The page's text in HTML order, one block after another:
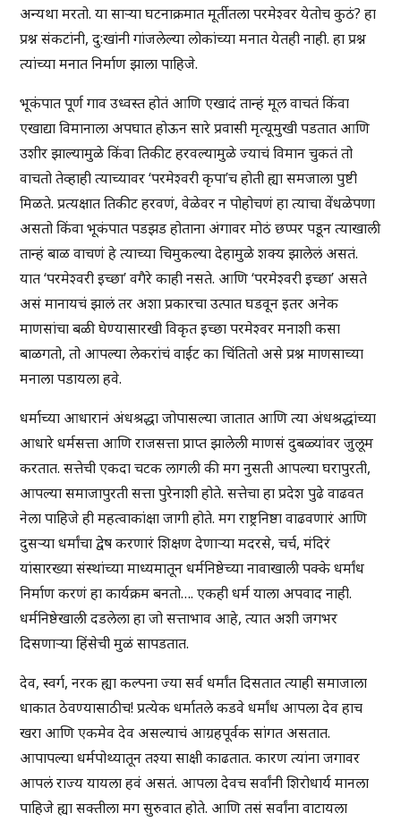
अन्यथा मरतो. या साऱ्या घटनाक्रमात मूर्तीतला परमेश्वर येतोच कुठं? हा
प्रश्न संकटांनी, दु:खांनी गांजलेल्या लोकांच्या मनात येतही नाही. हा प्रश्न
त्यांच्या मनात निर्माण झाला पाहिजे.
भूकंपात पूर्ण गाव उध्वस्त होतं आणि एखादं तान्हं मूल वाचतं किंवा
एखाद्या विमानाला अपघात होऊन सारे प्रवासी मृत्यूमुखी पडतात आणि
उशीर झाल्यामुळे किंवा तिकीट हरवल्यामुळे ज्याचं विमान चुकतं तो
वाचतो तेव्हाही त्याच्यावर ‘परमेश्वरी कृपा’च होती ह्या समजाला पुष्टी
मिळते. प्रत्यक्षात तिकीट हरवणं, वेळेवर न पोहोचणं हा त्याचा वेंधळेपणा
असतो किंवा भूकंपात पडझड होताना अंगावर मोठं छप्पर पडून त्याखाली
तान्हं बाळ वाचणं हे त्याच्या चिमुकल्या देहामुळे शक्य झालेलं असतं.
यात ‘परमेश्वरी इच्छा’ वगैरे काही नसते. आणि ‘परमेश्वरी इच्छा’ असते
असं मानायचं झालं तर अशा प्रकारचा उत्पात घडवून इतर अनेक
माणसांचा बळी घेण्यासारखी विकृत इच्छा परमेश्वर मनाशी कसा
बाळगतो, तो आपल्या लेकरांचं वाईट का चिंतितो असे प्रश्न माणसाच्या
मनाला पडायला हवे.
धर्माच्या आधारानं अंधश्रद्धा जोपासल्या जातात आणि त्या अंधश्रद्धांच्या
आधारे धर्मसत्ता आणि राजसत्ता प्राप्त झालेली माणसं दुबळ्यांवर जुलूम
करतात. सत्तेची एकदा चटक लागली की मग नुसती आपल्या घरापुरती,
आपल्या समाजापुरती सत्ता पुरेनाशी होते. सत्तेचा हा प्रदेश पुढे वाढवत
नेला पाहिजे ही महत्वाकांक्षा जागी होते. मग राष्ट्रनिष्ठा वाढवणारं आणि
दुसऱ्या धर्मांचा द्वेष करणारं शिक्षण देणाऱ्या मदरसे, चर्च, मंदिरं
यांसारख्या संस्थांच्या माध्यमातून धर्मनिष्ठेच्या नावाखाली पक्के धर्मांध
निर्माण करणं हा कार्यक्रम बनतो…. एकही धर्म याला अपवाद नाही.
धर्मनिष्ठेखाली दडलेला हा जो सत्ताभाव आहे, त्यात अशी जगभर
दिसणाऱ्या हिंसेची मुळं सापडतात.
देव, स्वर्ग, नरक ह्या कल्पना ज्या सर्व धर्मांत दिसतात त्याही समाजाला
धाकात ठेवण्यासाठीच! प्रत्येक धर्मातले कडवे धर्मांध आपला देव हाच
खरा आणि एकमेव देव असल्याचं आग्रहपूर्वक सांगत असतात.
आपापल्या धर्मपोथ्यातून तश्या साक्षी काढतात. कारण त्यांना जगावर
आपलं राज्य यायला हवं असतं. आपला देवच सर्वांनी शिरोधार्य मानला
पाहिजे ह्या सक्तीला मग सुरुवात होते. आणि तसं सर्वांना वाटायला